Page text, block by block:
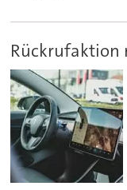
Rückrufaktion